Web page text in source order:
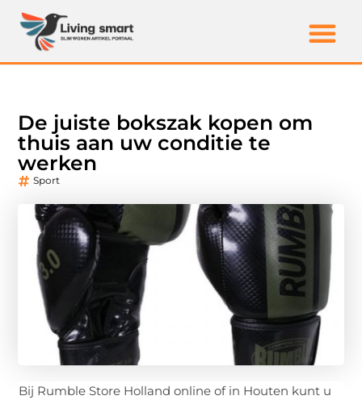
De juiste bokszak kopen om
thuis aan uw conditie te
werken
Sport
Bij Rumble Store Holland online of in Houten kunt u